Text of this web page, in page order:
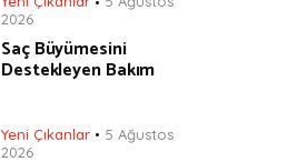
2026
Saç Büyümesini
Destekleyen Bakım
Yeni Çıkanlar
5 Ağustos
2026